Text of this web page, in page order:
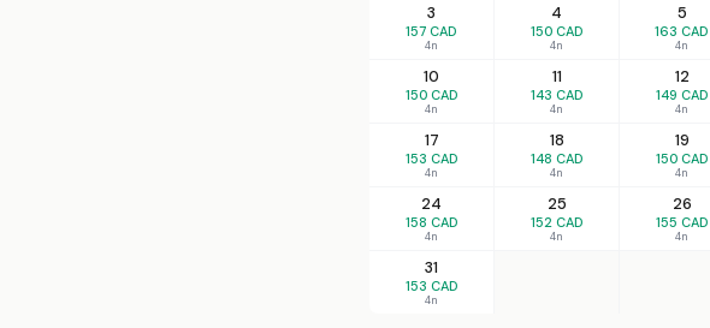
3
157 CAD
4n
4
150 CAD
4n
5
163 CAD
4n
10
150 CAD
4n
11
143 CAD
4n
12
149 CAD
4n
17
153 CAD
4n
18
148 CAD
4n
19
150 CAD
4n
24
158 CAD
4n
25
152 CAD
4n
26
155 CAD
4n
31
153 CAD
4n